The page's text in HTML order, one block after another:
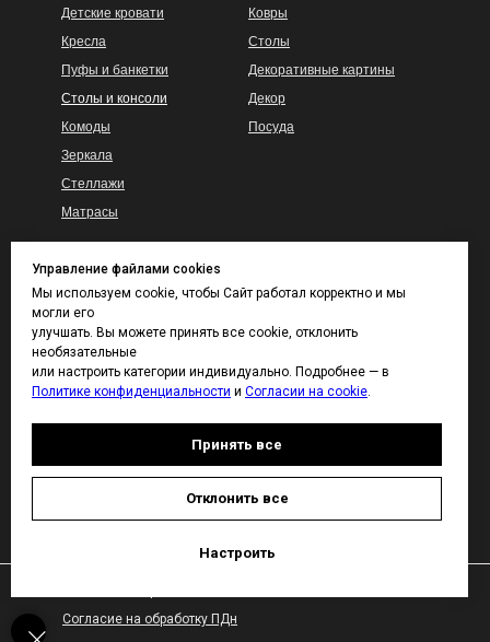
Управление файлами cookies
Мы используем cookie, чтобы Сайт работал корректно и мы
могли его
улучшать. Вы можете принять все cookie, отклонить
необязательные
или настроить категории индивидуально. Подробнее — в
Политике конфиденциальности и Согласии на cookie
Принять все
Отклонить все
Настроить
Ковры
Столы
Декоративные картины
Декор
Посуда
Детские кровати
Кресла
Пуфы и банкетки
Столы и консоли
Комоды
Зеркала
Стеллажи
Матрасы
КАТАЛОГ ТКАНЕЙ
И ВЫКРАСОВ
Покупателям
Каталог тканей
Каталог отделок дерева
Гарантия
Контакты
Согласие на обработку ПДн